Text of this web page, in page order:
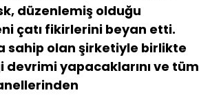
düzenlemiş olduğu
çatı fikirlerini beyan etti.
sahip olan şirketiyle birlikte
devrimi yapacaklarını ve tüm